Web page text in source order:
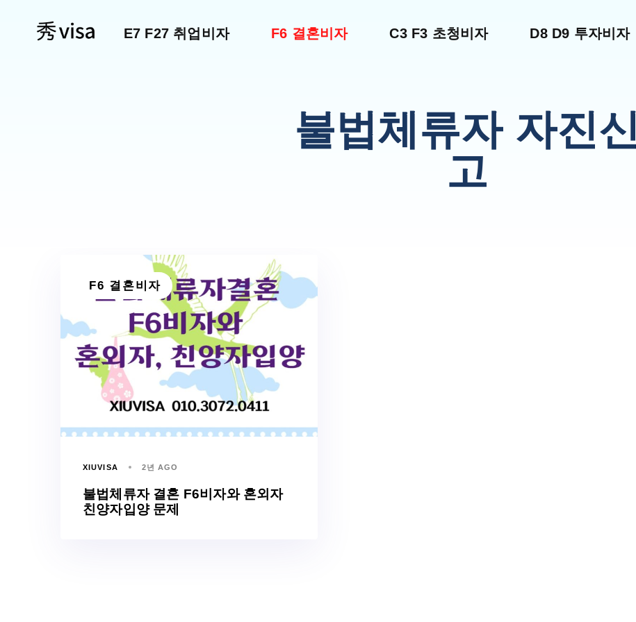
E7 F27 취업비자 F6 결혼비자 C3 F3 초청비자 D8 D9 투자비자
불법체류자 자진신
고
F6 결혼비자
XIUVISA 2년 AGO
불법체류자 결혼 F6비자와 혼외자
친양자입양 문제